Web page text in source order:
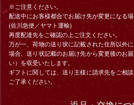
※ご注意ください。
配送中にお客様都合でお届け先が変更になる場
(佐川急便／ヤマト運輸)
再度配達先をご確認の上ご注文ください。
万が一、荷物の送り状に記載された住所以外
場合、送り状記載のお届け先から変更後のお
い）を収受いたします。
ギフトに関しては、送り主様に請求先をご相
ご了承ください。